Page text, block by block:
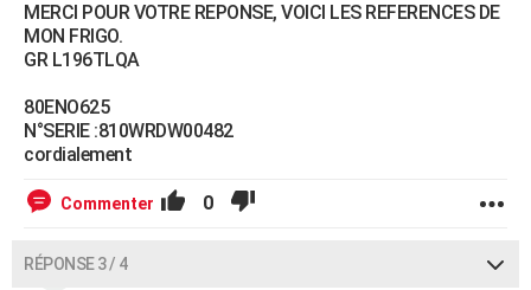
MERCI POUR VOTRE REPONSE, VOICI LES REFERENCES DE
MON FRIGO.
GR L196TLQA
80ENO625
N°SERIE :810WRDW00482
cordialement
Commenter 0
RÉPONSE 3 / 4